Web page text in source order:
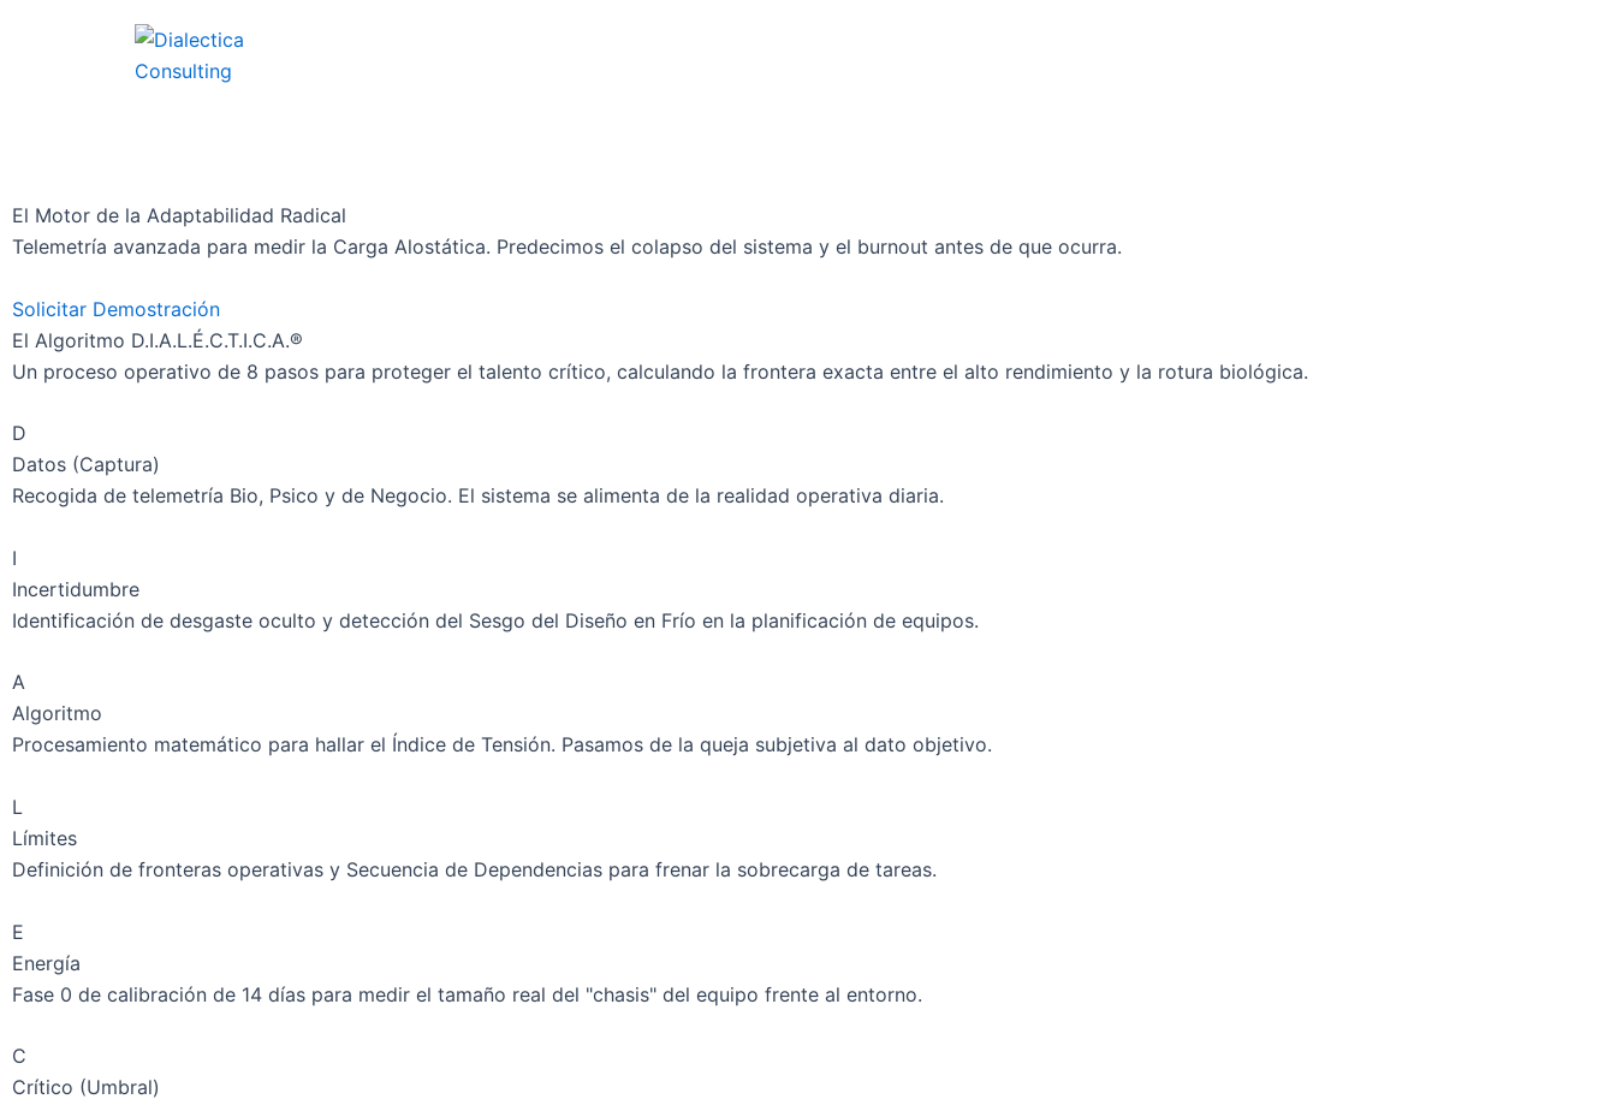
El Motor de la Adaptabilidad Radical
Telemetría avanzada para medir la Carga Alostática. Predecimos el colapso del sistema y el burnout antes de que ocurra.
Solicitar Demostración
El Algoritmo D.I.A.L.É.C.T.I.C.A.®
Un proceso operativo de 8 pasos para proteger el talento crítico, calculando la frontera exacta entre el alto rendimiento y la rotura biológica.
D
Datos (Captura)
Recogida de telemetría Bio, Psico y de Negocio. El sistema se alimenta de la realidad operativa diaria.
I
Incertidumbre
Identificación de desgaste oculto y detección del Sesgo del Diseño en Frío en la planificación de equipos.
A
Algoritmo
Procesamiento matemático para hallar el Índice de Tensión. Pasamos de la queja subjetiva al dato objetivo.
L
Límites
Definición de fronteras operativas y Secuencia de Dependencias para frenar la sobrecarga de tareas.
E
Energía
Fase 0 de calibración de 14 días para medir el tamaño real del "chasis" del equipo frente al entorno.
C
Crítico (Umbral)